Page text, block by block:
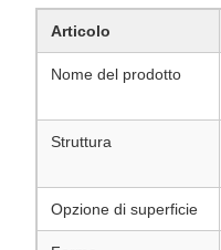
Articolo
Nome del prodotto
Struttura
Opzione di superficie